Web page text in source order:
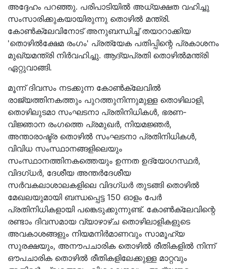
അദ്ദേഹം പറഞ്ഞു. പരിപാടിയിൽ അധ്യക്ഷത വഹിച്ചു
സംസാരിക്കുകയായിരുന്നു തൊഴിൽ മന്ത്രി.
കോൺക്ലേവിനോട് അനുബന്ധിച്ച് തയാറാക്കിയ
'തൊഴിൽക്ഷേമ രംഗം' പ്രത്യേക പതിപ്പിന്റെ പ്രകാശനം
മുഖ്യമന്ത്രി നിർവഹിച്ചു. ആദ്യപ്രതി തൊഴിൽമന്ത്രി
ഏറ്റുവാങ്ങി.
മൂന്ന് ദിവസം നടക്കുന്ന കോൺക്ലേവിൽ
രാജ്യത്തിനകത്തും പുറത്തുനിന്നുമുള്ള തൊഴിലാളി,
തൊഴിലുടമാ സംഘടനാ പ്രതിനിധികൾ, ഭരണ-
വിജ്ഞാന രംഗത്തെ പ്രമുഖർ, നിയമജ്ഞർ,
അന്താരാഷ്ട്ര തൊഴിൽ സംഘടനാ പ്രതിനിധികൾ,
വിവിധ സംസ്ഥാനങ്ങളിലെയും
സംസ്ഥാനത്തിനകത്തെയും ഉന്നത ഉദ്യോഗസ്ഥർ,
വിദഗ്ധർ, ദേശീയ അന്തർദേശീയ
സർവകലാശാലകളിലെ വിദഗ്ധർ തുടങ്ങി തൊഴിൽ
മേഖലയുമായി ബന്ധപ്പെട്ട 150 ഓളം പേർ
പ്രതിനിധികളായി പങ്കെടുക്കുന്നുണ്ട്. കോൺക്ലേവിന്റെ
രണ്ടാം ദിവസമായ വ്യാഴാഴ്ച തൊഴിലാളികളുടെ
അവകാശങ്ങളും നിയമനിർമാണവും സാമൂഹ്യ
സുരക്ഷയും, അനൗപചാരിക തൊഴിൽ രീതികളിൽ നിന്ന്
ഔപചാരിക തൊഴിൽ രീതികളിലേക്കുള്ള മാറ്റവും